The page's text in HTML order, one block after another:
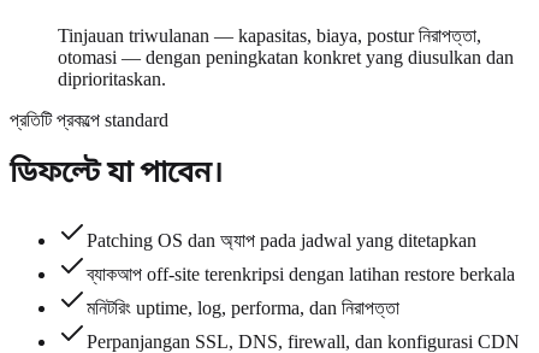
Tinjauan triwulanan — kapasitas, biaya, postur নিরাপত্তা,
otomasi — dengan peningkatan konkret yang diusulkan dan
diprioritaskan.
প্রতিটি প্রকল্পে standard
ডিফল্টে যা পাবেন।
Patching OS dan অ্যাপ pada jadwal yang ditetapkan
ব্যাকআপ off-site terenkripsi dengan latihan restore berkala
মনিটরিং uptime, log, performa, dan নিরাপত্তা
Perpanjangan SSL, DNS, firewall, dan konfigurasi CDN